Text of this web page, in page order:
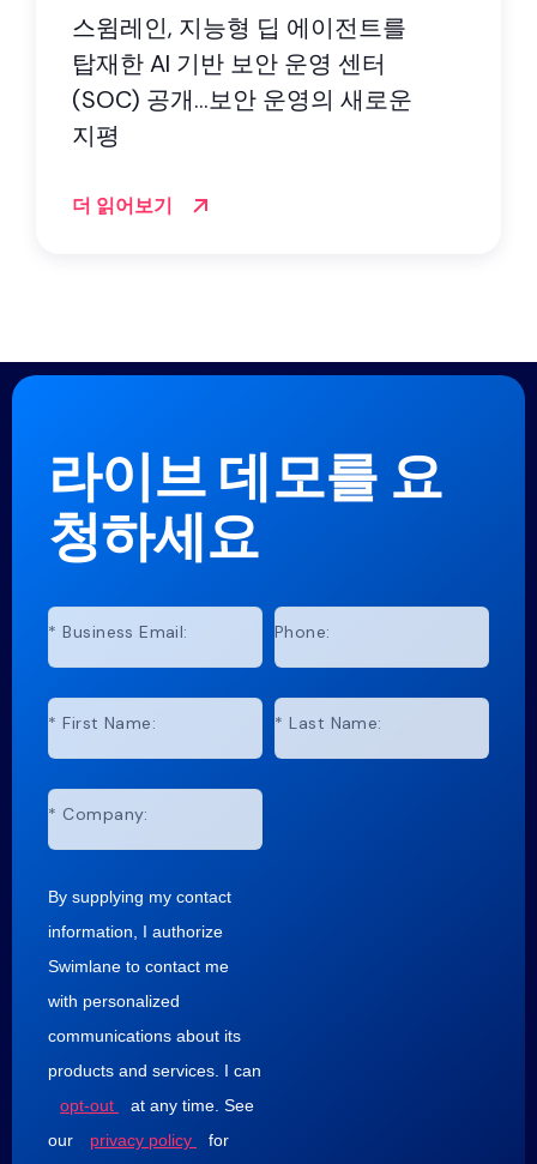
스윔레인, 지능형 딥 에이전트를
탑재한 AI 기반 보안 운영 센터
(SOC) 공개…보안 운영의 새로운
지평
더 읽어보기
라이브 데모를 요
청하세요
* Business Email: Phone:
* First Name: * Last Name:
* Company:
By supplying my contact
information, I authorize
Swimlane to contact me
with personalized
communications about its
products and services. I can
opt-out
at any time. See
our
privacy policy
for